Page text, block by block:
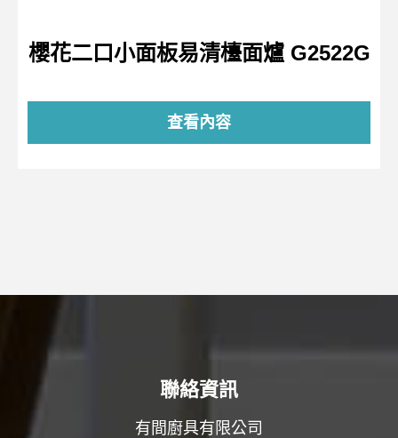
櫻花二口小面板易清檯面爐 G2522G
查看內容
聯絡資訊
有間廚具有限公司